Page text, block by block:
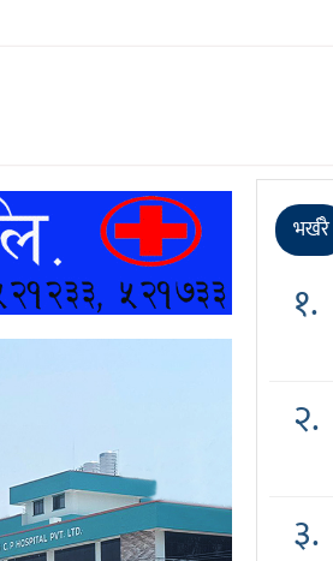
भर्खरै
१.
२.
३.